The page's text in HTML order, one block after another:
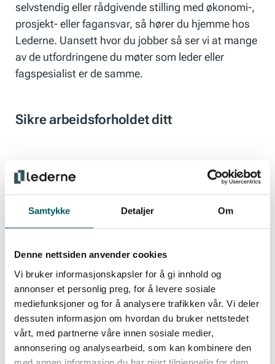
Samtykke Detaljer Om
Denne nettsiden anvender cookies
Vi bruker informasjonskapsler for å gi innhold og
annonser et personlig preg, for å levere sosiale
mediefunksjoner og for å analysere trafikken vår. Vi deler
dessuten informasjon om hvordan du bruker nettstedet
vårt, med partnerne våre innen sosiale medier,
annonsering og analysearbeid, som kan kombinere den
selvstendig eller rådgivende stilling med økonomi-,
prosjekt- eller fagansvar, så hører du hjemme hos
Lederne. Uansett hvor du jobber så ser vi at mange
av de utfordringene du møter som leder eller
fagspesialist er de samme.
Sikre arbeidsforholdet ditt
ryggen dersom du skulle få problemer på jobb.
Som leder, mellomleder og fagspesialist står du
gjerne i en skvis med press både ovenfra og
nedenifra. Det kan oppstå situasjoner hvor du
trenger hjelp og råd. Som fagorganisert er du sikret
får juridisk hjelp hvis du trenger det.
Tilgang til et unikt kompetansetilbud